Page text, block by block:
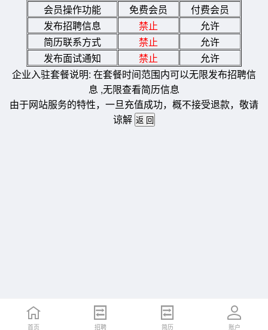
会员操作功能
免费会员
付费会员
发布招聘信息
禁止
允许
简历联系方式
禁止
允许
发布面试通知
禁止
允许
企业入驻套餐说明: 在套餐时间范围内可以无限发布招聘信
息 ,无限查看简历信息
由于网站服务的特性，一旦充值成功，概不接受退款，敬请
谅解
首页 招聘 简历 账户